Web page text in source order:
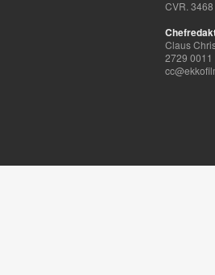
CVR.
Claus
2729 0011